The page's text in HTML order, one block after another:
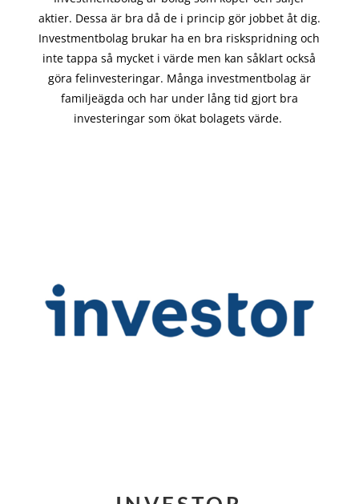
aktier. Dessa är bra då de i princip görjobbet åt dig.
Investmentbolag brukar ha en bra riskspridning och
inte tappa så mycket i värde men kan såklart också
göra felinvesteringar. Många investmentbolag är
familjeägda och har under lång tid gjort bra
investeringar som ökat bolagets värde.